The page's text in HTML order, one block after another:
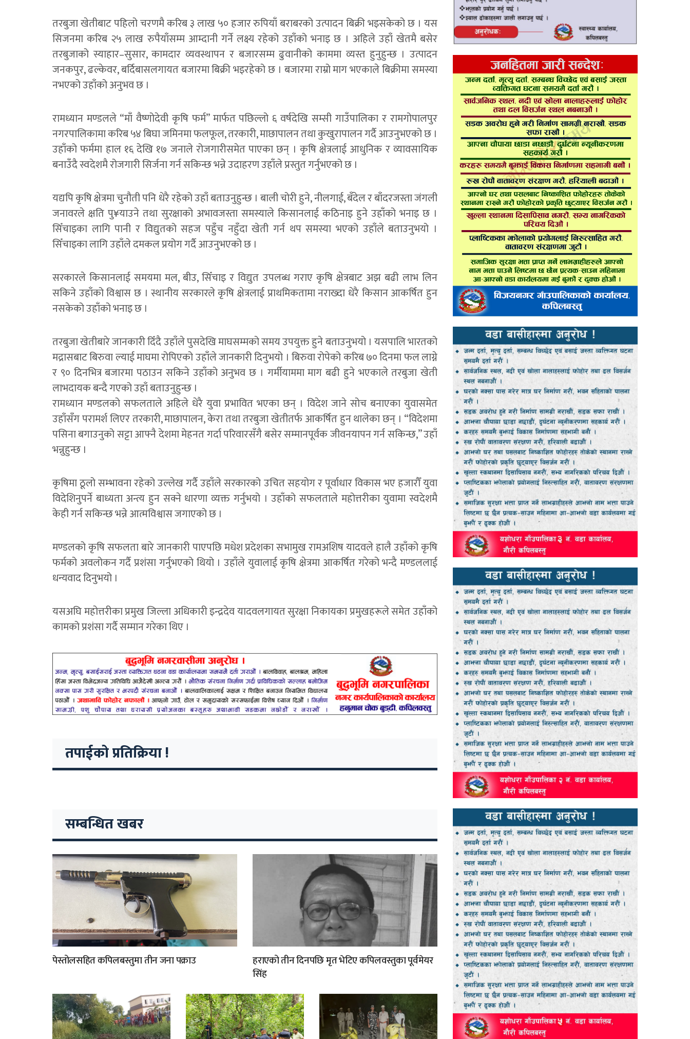
तरबुजा खेतीबाट पहिलो चरणमै करिब ३ लाख ५० हजार रुपियाँ बराबरको उत्पादन बिक्री भइसकेको छ । यस
सिजनमा करिब २५ लाख रुपैयाँसम्म आम्दानी गर्ने लक्ष्य रहेको उहाँको भनाइ छ । अहिले उहाँ खेतमै बसेर
तरबुजाको स्याहार–सुसार, कामदार व्यवस्थापन र बजारसम्म ढुवानीको काममा व्यस्त हुनुहुन्छ । उत्पादन
जनकपुर, ढल्केवर, बर्दिबासलगायत बजारमा बिक्री भइरहेको छ । बजारमा राम्रो माग भएकाले बिक्रीमा समस्या
नभएको उहाँको अनुभव छ ।
रामध्यान मण्डलले “माँ वैष्णोदेवी कृषि फर्म” मार्फत पछिल्लो ६ वर्षदेखि सम्सी गाउँपालिका र रामगोपालपुर
नगरपालिकामा करिब ५४ बिघा जमिनमा फलफूल, तरकारी, माछापालन तथा कुखुरापालन गर्दै आउनुभएको छ ।
उहाँको फर्ममा हाल १६ देखि १७ जनाले रोजगारीसमेत पाएका छन् । कृषि क्षेत्रलाई आधुनिक र व्यावसायिक
बनाउँदै स्वदेशमै रोजगारी सिर्जना गर्न सकिन्छ भन्ने उदाहरण उहाँले प्रस्तुत गर्नुभएको छ ।
यद्यपि कृषि क्षेत्रमा चुनौती पनि धेरै रहेको उहाँ बताउनुहुन्छ । बाली चोरी हुने, नीलगाई, बँदेल र बाँदरजस्ता जंगली
जनावरले क्षति पु¥याउने तथा सुरक्षाको अभावजस्ता समस्याले किसानलाई कठिनाइ हुने उहाँको भनाइ छ ।
सिँचाइका लागि पानी र विद्युतको सहज पहुँच नहुँदा खेती गर्न थप समस्या भएको उहाँले बताउनुभयो ।
सिँचाइका लागि उहाँले दमकल प्रयोग गर्दै आउनुभएको छ ।
सरकारले किसानलाई समयमा मल, बीउ, सिँचाइ र विद्युत उपलब्ध गराए कृषि क्षेत्रबाट अझ बढी लाभ लिन
सकिने उहाँको विश्वास छ । स्थानीय सरकारले कृषि क्षेत्रलाई प्राथमिकतामा नराख्दा धेरै किसान आकर्षित हुन
नसकेको उहाँको भनाइ छ ।
तरबुजा खेतीबारे जानकारी दिँदै उहाँले पुसदेखि माघसम्मको समय उपयुक्त हुने बताउनुभयो । यसपालि भारतको
मद्रासबाट बिरुवा ल्याई माघमा रोपिएको उहाँले जानकारी दिनुभयो । बिरुवा रोपेको करिब ७० दिनमा फल लाग्ने
र ९० दिनभित्र बजारमा पठाउन सकिने उहाँको अनुभव छ । गर्मीयाममा माग बढी हुने भएकाले तरबुजा खेती
लाभदायक बन्दै गएको उहाँ बताउनुहुन्छ ।
रामध्यान मण्डलको सफलताले अहिले धेरै युवा प्रभावित भएका छन् । विदेश जाने सोच बनाएका युवासमेत
उहाँसँग परामर्श लिएर तरकारी, माछापालन, केरा तथा तरबुजा खेतीतर्फ आकर्षित हुन थालेका छन् । “विदेशमा
पसिना बगाउनुको सट्टा आफ्नै देशमा मेहनत गर्दा परिवारसँगै बसेर सम्मानपूर्वक जीवनयापन गर्न सकिन्छ,” उहाँ
भन्नुहुन्छ ।
कृषिमा ठूलो सम्भावना रहेको उल्लेख गर्दै उहाँले सरकारको उचित सहयोग र पूर्वाधार विकास भए हजारौँ युवा
विदेशिनुपर्ने बाध्यता अन्त्य हुन सक्ने धारणा व्यक्त गर्नुभयो । उहाँको सफलताले महोत्तरीका युवामा स्वदेशमै
केही गर्न सकिन्छ भन्ने आत्मविश्वास जगाएको छ ।
मण्डलको कृषि सफलता बारे जानकारी पाएपछि मधेश प्रदेशका सभामुख रामअशिष यादवले हालै उहाँको कृषि
फर्मको अवलोकन गर्दै प्रशंसा गर्नुभएको थियो । उहाँले युवालाई कृषि क्षेत्रमा आकर्षित गरेको भन्दै मण्डललाई
धन्यवाद दिनुभयो ।
यसअघि महोत्तरीका प्रमुख जिल्ला अधिकारी इन्द्रदेव यादवलगायत सुरक्षा निकायका प्रमुखहरूले समेत उहाँको
कामको प्रशंसा गर्दै सम्मान गरेका थिए ।
तपाईको प्रतिक्रिया !
सम्बन्धित खबर
पेस्तोलसहित कपिलबस्तुमा तीन जना पक्राउ
हराएको तीन दिनपछि मृत भेटिए कपिलवस्तुका पूर्वमेयर
सिंह